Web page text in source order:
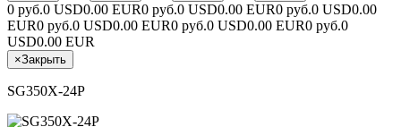
0 руб.0 USD0.00 EUR0 руб.0 USD0.00 EUR0 руб.0 USD0.00
EUR0 руб.0 USD0.00 EUR0 руб.0 USD0.00 EUR0 руб.0
USD0.00 EUR
×Закрыть
SG350X-24P